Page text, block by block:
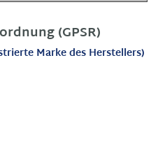
(GPSR)
Marke des Herstellers)